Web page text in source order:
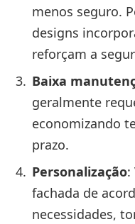
menos seguro.
designs
reforçam a
Baixa
geralmente
economizando
prazo.
Personalização:
fachada de
necessidades,